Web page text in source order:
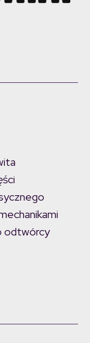
odtwórcy